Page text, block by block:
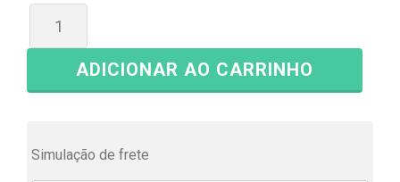
ADICIONAR AO CARRINHO
Simulação de frete